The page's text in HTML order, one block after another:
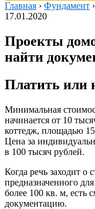
Главная › Фундамент ›
17.01.2020
Проекты
найти
Платить или
Минимальная
начинается от 10
коттедж, площадью
Цена за
в 100 тысяч рублей.
Когда речь заходит о
предназначенного
более 100 кв. м, есть
документацию.